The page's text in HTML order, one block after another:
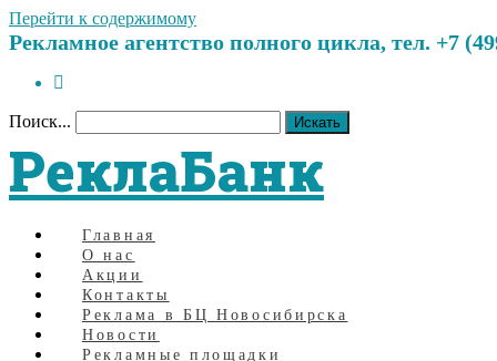
Перейти к содержимому
Рекламное агентство полного цикла, тел. +7
Поиск... Искать
РеклаБанк
Главная
О нас
Акции
Контакты
Реклама в БЦ Новосибирска
Новости
Рекламные площадки